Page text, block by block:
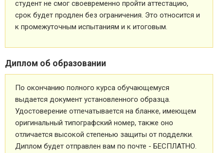
студент не смог своевременно пройти аттестацию,
срок будет продлен без ограничения. Это относится и
к промежуточным испытаниям и к итоговым.
Диплом об образовании
По окончанию полного курса обучающемуся
выдается документ установленного образца.
Удостоверение отпечатывается на бланке, имеющем
оригинальный типографский номер, также оно
отличается высокой степенью защиты от подделки.
Диплом будет отправлен вам по почте - БЕСПЛАТНО.